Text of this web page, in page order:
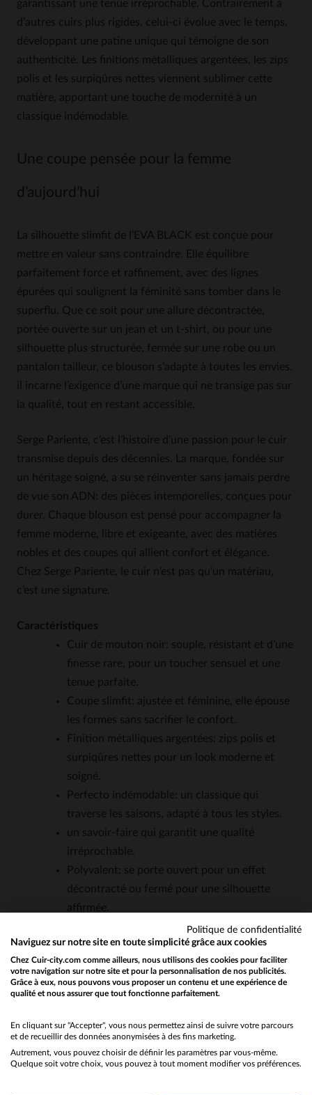
garantissant une tenue irréprochable. Contrairement à
d’autres cuirs plus rigides, celui-ci évolue avec le temps,
développant une patine unique qui témoigne de son
authenticité. Les finitions métalliques argentées, les zips
polis et les surpiqûres nettes viennent sublimer cette
matière, apportant une touche de modernité à un
classique indémodable.
Une coupe pensée pour la femme
d’aujourd’hui
La silhouette slimfit de l’EVA BLACK est conçue pour
mettre en valeur sans contraindre. Elle équilibre
parfaitement force et raffinement, avec des lignes
épurées qui soulignent la féminité sans tomber dans le
superflu. Que ce soit pour une allure décontractée,
portée ouverte sur un jean et un t-shirt, ou pour une
silhouette plus structurée, fermée sur une robe ou un
pantalon tailleur, ce blouson s’adapte à toutes les envies.
il incarne l’exigence d’une marque qui ne transige pas sur
la qualité, tout en restant accessible.
Serge Pariente, c’est l’histoire d’une passion pour le cuir
transmise depuis des décennies. La marque, fondée sur
un héritage soigné, a su se réinventer sans jamais perdre
de vue son ADN: des pièces intemporelles, conçues pour
durer. Chaque blouson est pensé pour accompagner la
femme moderne, libre et exigeante, avec des matières
nobles et des coupes qui allient confort et élégance.
Chez Serge Pariente, le cuir n’est pas qu’un matériau,
c’est une signature.
Caractéristiques
Cuir de mouton noir: souple, résistant et d’une
finesse rare, pour un toucher sensuel et une
tenue parfaite.
Coupe slimfit: ajustée et féminine, elle épouse
les formes sans sacrifier le confort.
Finition métalliques argentées: zips polis et
surpiqûres nettes pour un look moderne et
soigné.
Perfecto indémodable: un classique qui
traverse les saisons, adapté à tous les styles.
un savoir-faire qui garantit une qualité
irréprochable.
Polyvalent: se porte ouvert pour un effet
décontracté ou fermé pour une silhouette
affirmée.
Quelle est l'épaisseur du cuir de mouton utilisé pour ce
Le cuir de mouton utilisé est sélectionné pour sa
conservant une bonne tenue et une structure
Would you like to be redirected to our English site?
No
Yes
Politique de confidentialité
Naviguez sur notre site en toute simplicité grâce aux cookies
Chez Cuir-city.com comme ailleurs, nous utilisons des cookies pour faciliter
votre navigation sur notre site et pour la personnalisation de nos publicités.
Grâce à eux, nous pouvons vous proposer un contenu et une expérience de
qualité et nous assurer que tout fonctionne parfaitement.
En cliquant sur "Accepter", vous nous permettez ainsi de suivre votre parcours
et de recueillir des données anonymisées à des fins marketing.
Autrement, vous pouvez choisir de définir les paramètres par vous-même.
Quelque soit votre choix, vous pouvez à tout moment modifier vos préférences.